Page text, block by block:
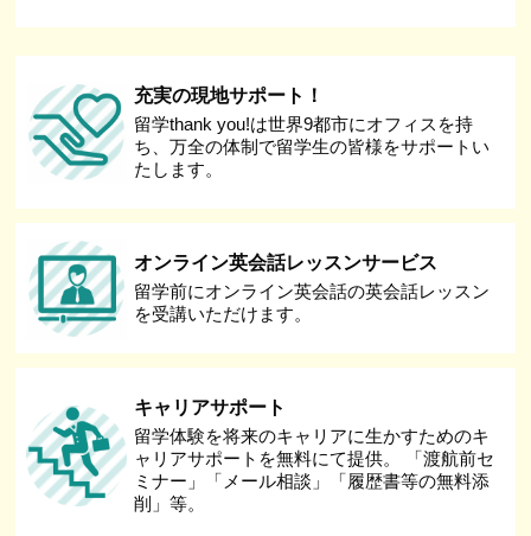
充実の現地サポート！
留学thank you!は世界9都市にオフィスを持
ち、万全の体制で留学生の皆様をサポートい
たします。
オンライン英会話レッスンサービス
留学前にオンライン英会話の英会話レッスン
を受講いただけます。
キャリアサポート
留学体験を将来のキャリアに生かすためのキ
ャリアサポートを無料にて提供。 「渡航前セ
ミナー」「メール相談」「履歴書等の無料添
削」等。